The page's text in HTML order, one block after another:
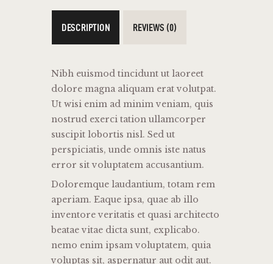
DESCRIPTION REVIEWS (0)
Nibh euismod tincidunt ut laoreet
dolore magna aliquam erat volutpat.
Ut wisi enim ad minim veniam, quis
nostrud exerci tation ullamcorper
suscipit lobortis nisl. Sed ut
perspiciatis, unde omnis iste natus
error sit voluptatem accusantium.
Doloremque laudantium, totam rem
aperiam. Eaque ipsa, quae ab illo
inventore veritatis et quasi architecto
beatae vitae dicta sunt, explicabo.
nemo enim ipsam voluptatem, quia
voluptas sit, aspernatur aut odit aut.